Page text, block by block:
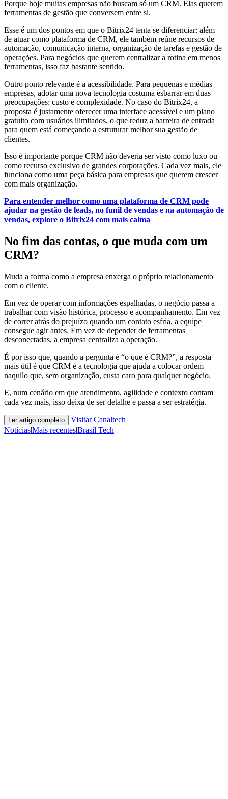
Porque hoje muitas empresas não buscam só um CRM. Elas querem
ferramentas de gestão que conversem entre si.
Esse é um dos pontos em que o Bitrix24 tenta se diferenciar: além
de atuar como plataforma de CRM, ele também reúne recursos de
automação, comunicação interna, organização de tarefas e gestão de
operações. Para negócios que querem centralizar a rotina em menos
ferramentas, isso faz bastante sentido.
Outro ponto relevante é a acessibilidade. Para pequenas e médias
empresas, adotar uma nova tecnologia costuma esbarrar em duas
preocupações: custo e complexidade. No caso do Bitrix24, a
proposta é justamente oferecer uma interface acessível e um plano
gratuito com usuários ilimitados, o que reduz a barreira de entrada
para quem está começando a estruturar melhor sua gestão de
clientes.
Isso é importante porque CRM não deveria ser visto como luxo ou
como recurso exclusivo de grandes corporações. Cada vez mais, ele
funciona como uma peça básica para empresas que querem crescer
com mais organização.
Para entender melhor como uma plataforma de CRM pode
ajudar na gestão de leads, no funil de vendas e na automação de
vendas, explore o Bitrix24 com mais calma
No fim das contas, o que muda com um
CRM?
Muda a forma como a empresa enxerga o próprio relacionamento
com o cliente.
Em vez de operar com informações espalhadas, o negócio passa a
trabalhar com visão histórica, processo e acompanhamento. Em vez
de correr atrás do prejuízo quando um contato esfria, a equipe
consegue agir antes. Em vez de depender de ferramentas
desconectadas, a empresa centraliza a operação.
É por isso que, quando a pergunta é “o que é CRM?”, a resposta
mais útil é que CRM é a tecnologia que ajuda a colocar ordem
naquilo que, sem organização, custa caro para qualquer negócio.
E, num cenário em que atendimento, agilidade e contexto contam
cada vez mais, isso deixa de ser detalhe e passa a ser estratégia.
Ler artigo completo
Visitar Canaltech
Notícias|Mais recentes|Brasil Tech